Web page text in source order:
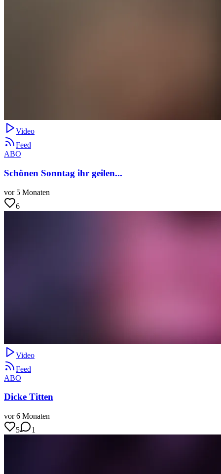
Video
Feed
ABO
Schönen Sonntag ihr geilen...
vor 5 Monaten
6
Video
Feed
ABO
Dicke Titten
vor 6 Monaten
5
1